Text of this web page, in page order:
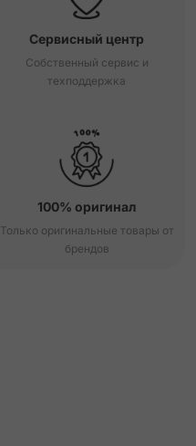
Сервисный центр
Собственный сервис и
техподдержка
100% оригинал
Только оригинальные товары от
брендов